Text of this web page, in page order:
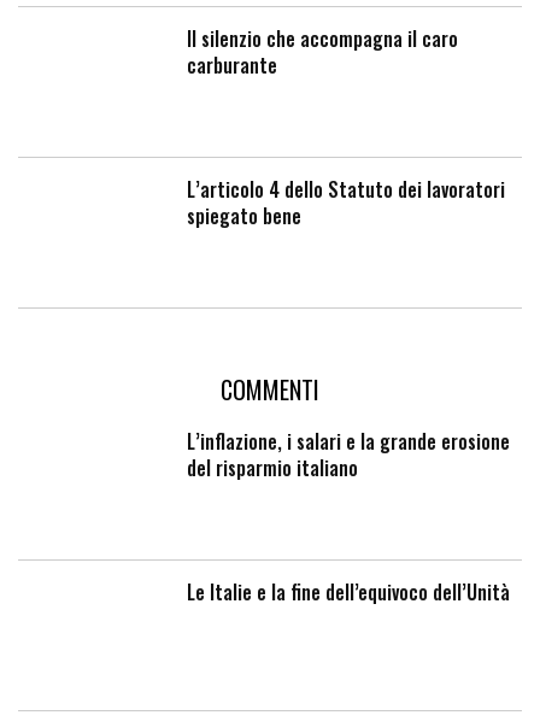
Il silenzio che accompagna il caro
carburante
L’articolo 4 dello Statuto dei lavoratori
spiegato bene
COMMENTI
L’inflazione, i salari e la grande erosione
del risparmio italiano
Le Italie e la fine dell’equivoco dell’Unità